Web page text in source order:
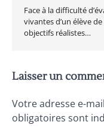
Face à la difficulté
vivantes d’un élève
objectifs réalistes…
Laisser un
Votre adresse e-
obligatoires sont